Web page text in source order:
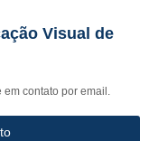
Visual de
em contato por email.